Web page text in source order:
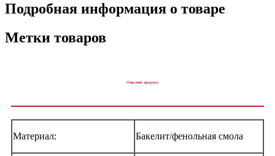
Подробная информация о товаре
Метки товаров
Описание продукта
Материал: Бакелит/фенольная смола